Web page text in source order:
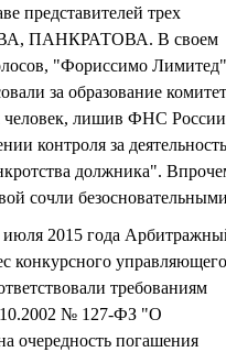
представителей трех
ПАНКРАТОВА. В своем
"Фориссимо
за образование
человек, лишив ФНС
контроля за
должника".
сочли
июля 2015 года
конкурсного управляющего
требованиям
№ 127-ФЗ "О
очередность погашения